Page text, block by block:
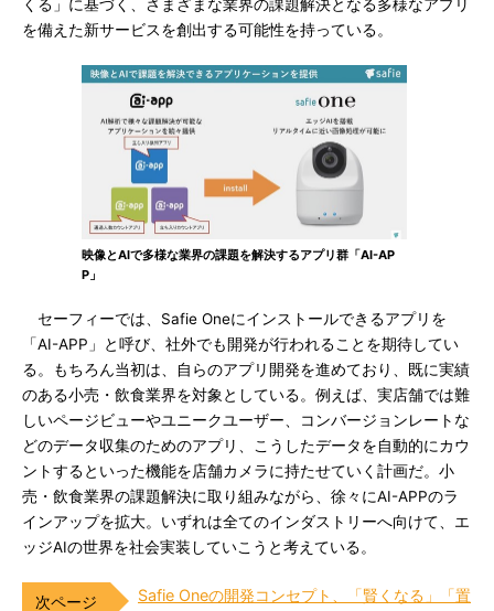
くる」に基づく、さまざまな業界の課題解決となる多様なアプリ
を備えた新サービスを創出する可能性を持っている。
映像とAIで多様な業界の課題を解決するアプリ群「AI-AP
P」
セーフィーでは、Safie Oneにインストールできるアプリを
「AI-APP」と呼び、社外でも開発が行われることを期待してい
る。もちろん当初は、自らのアプリ開発を進めており、既に実績
のある小売・飲食業界を対象としている。例えば、実店舗では難
しいページビューやユニークユーザー、コンバージョンレートな
どのデータ収集のためのアプリ、こうしたデータを自動的にカウ
ントするといった機能を店舗カメラに持たせていく計画だ。小
売・飲食業界の課題解決に取り組みながら、徐々にAI-APPのラ
インアップを拡大。いずれは全てのインダストリーへ向けて、エ
ッジAIの世界を社会実装していこうと考えている。
Safie Oneの開発コンセプト、「賢くなる」「置